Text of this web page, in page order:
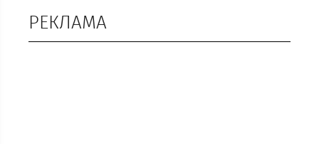
РЕКЛАМА